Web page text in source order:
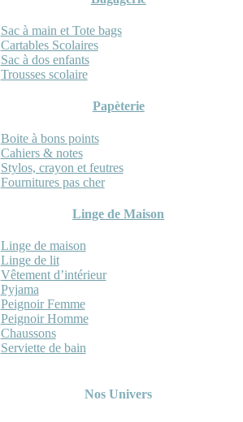
Sac à main et Tote bags
Cartables Scolaires
Sac à dos enfants
Trousses scolaire
Papèterie
Boite à bons points
Cahiers & notes
Stylos, crayon et feutres
Fournitures pas cher
Linge de Maison
Linge de maison
Linge de lit
Vêtement d’intérieur
Pyjama
Peignoir Femme
Peignoir Homme
Chaussons
Serviette de bain
Nos Univers